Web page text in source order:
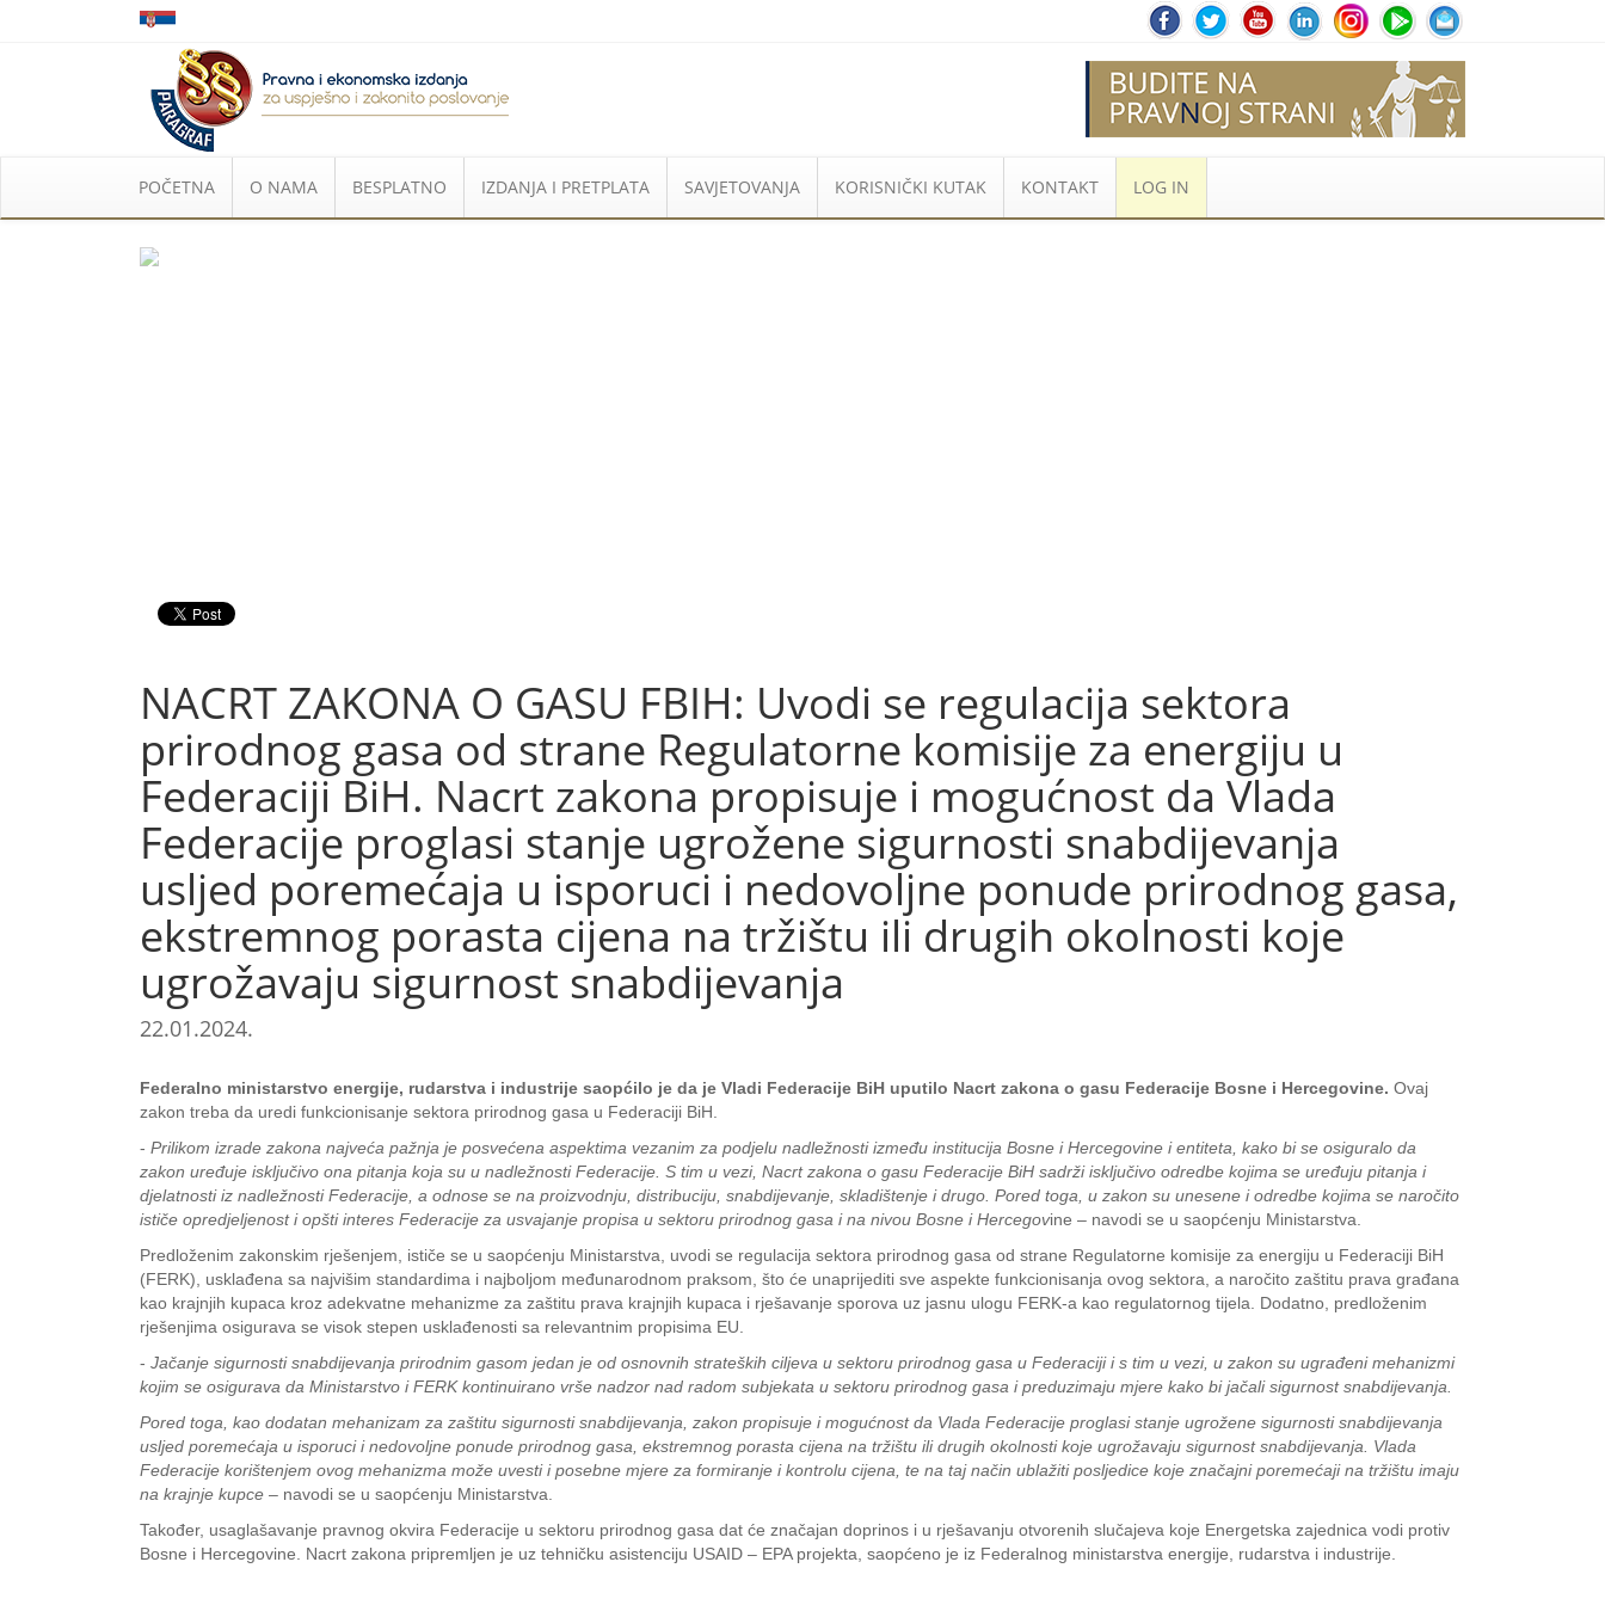
POČETNA O NAMA BESPLATNO IZDANJA I PRETPLATA SAVJETOVANJA KORISNIČKI KUTAK KONTAKT LOG IN
NACRT ZAKONA O GASU FBIH: Uvodi se regulacija sektora
prirodnog gasa od strane Regulatorne komisije za energiju u
Federaciji BiH. Nacrt zakona propisuje i mogućnost da Vlada
Federacije proglasi stanje ugrožene sigurnosti snabdijevanja
usljed poremećaja u isporuci i nedovoljne ponude prirodnog gasa,
ekstremnog porasta cijena na tržištu ili drugih okolnosti koje
ugrožavaju sigurnost snabdijevanja
22.01.2024.
Federalno ministarstvo energije, rudarstva i industrije saopćilo je da je Vladi Federacije BiH uputilo Nacrt zakona o gasu Federacije Bosne i Hercegovine. Ovaj
zakon treba da uredi funkcionisanje sektora prirodnog gasa u Federaciji BiH.
- Prilikom izrade zakona najveća pažnja je posvećena aspektima vezanim za podjelu nadležnosti između institucija Bosne i Hercegovine i entiteta, kako bi se osiguralo da
zakon uređuje isključivo ona pitanja koja su u nadležnosti Federacije. S tim u vezi, Nacrt zakona o gasu Federacije BiH sadrži isključivo odredbe kojima se uređuju pitanja i
djelatnosti iz nadležnosti Federacije, a odnose se na proizvodnju, distribuciju, snabdijevanje, skladištenje i drugo. Pored toga, u zakon su unesene i odredbe kojima se naročito
ističe opredjeljenost i opšti interes Federacije za usvajanje propisa u sektoru prirodnog gasa i na nivou Bosne i Hercegovine – navodi se u saopćenju Ministarstva.
Predloženim zakonskim rješenjem, ističe se u saopćenju Ministarstva, uvodi se regulacija sektora prirodnog gasa od strane Regulatorne komisije za energiju u Federaciji BiH
(FERK), usklađena sa najvišim standardima i najboljom međunarodnom praksom, što će unaprijediti sve aspekte funkcionisanja ovog sektora, a naročito zaštitu prava građana
kao krajnjih kupaca kroz adekvatne mehanizme za zaštitu prava krajnjih kupaca i rješavanje sporova uz jasnu ulogu FERK-a kao regulatornog tijela. Dodatno, predloženim
rješenjima osigurava se visok stepen usklađenosti sa relevantnim propisima EU.
- Jačanje sigurnosti snabdijevanja prirodnim gasom jedan je od osnovnih strateških ciljeva u sektoru prirodnog gasa u Federaciji i s tim u vezi, u zakon su ugrađeni mehanizmi
kojim se osigurava da Ministarstvo i FERK kontinuirano vrše nadzor nad radom subjekata u sektoru prirodnog gasa i preduzimaju mjere kako bi jačali sigurnost snabdijevanja.
Pored toga, kao dodatan mehanizam za zaštitu sigurnosti snabdijevanja, zakon propisuje i mogućnost da Vlada Federacije proglasi stanje ugrožene sigurnosti snabdijevanja
usljed poremećaja u isporuci i nedovoljne ponude prirodnog gasa, ekstremnog porasta cijena na tržištu ili drugih okolnosti koje ugrožavaju sigurnost snabdijevanja. Vlada
Federacije korištenjem ovog mehanizma može uvesti i posebne mjere za formiranje i kontrolu cijena, te na taj način ublažiti posljedice koje značajni poremećaji na tržištu imaju
na krajnje kupce – navodi se u saopćenju Ministarstva.
Također, usaglašavanje pravnog okvira Federacije u sektoru prirodnog gasa dat će značajan doprinos i u rješavanju otvorenih slučajeva koje Energetska zajednica vodi protiv
Bosne i Hercegovine. Nacrt zakona pripremljen je uz tehničku asistenciju USAID – EPA projekta, saopćeno je iz Federalnog ministarstva energije, rudarstva i industrije.